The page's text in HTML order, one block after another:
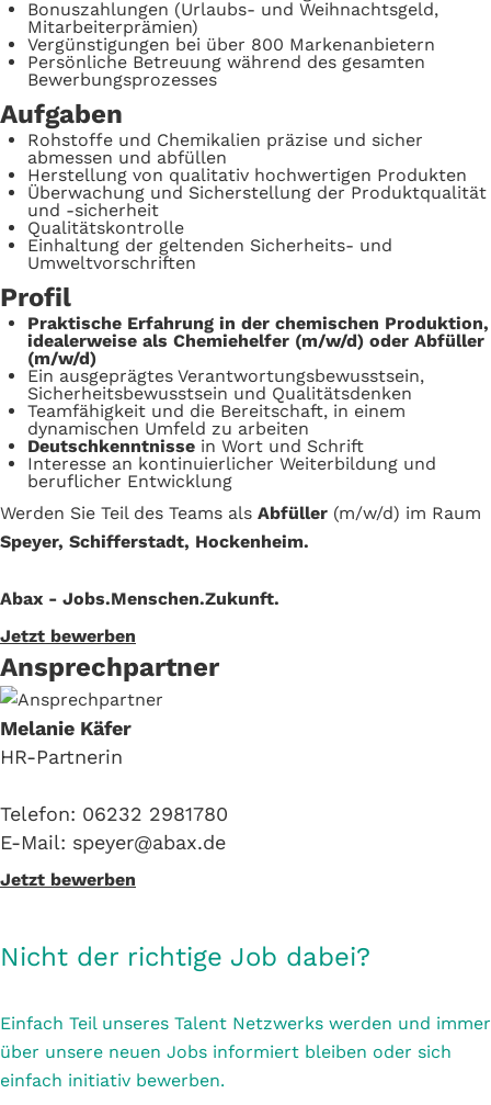
Bonuszahlungen (Urlaubs- und Weihnachtsgeld,
Mitarbeiterprämien)
Vergünstigungen bei über 800 Markenanbietern
Persönliche Betreuung während des gesamten
Bewerbungsprozesses
Aufgaben
Rohstoffe und Chemikalien präzise und sicher
abmessen und abfüllen
Herstellung von qualitativ hochwertigen Produkten
Überwachung und Sicherstellung der Produktqualität
und -sicherheit
Qualitätskontrolle
Einhaltung der geltenden Sicherheits- und
Umweltvorschriften
Profil
Praktische Erfahrung in der chemischen Produktion,
idealerweise als Chemiehelfer (m/w/d) oder Abfüller
(m/w/d)
Ein ausgeprägtes Verantwortungsbewusstsein,
Sicherheitsbewusstsein und Qualitätsdenken
Teamfähigkeit und die Bereitschaft, in einem
dynamischen Umfeld zu arbeiten
Deutschkenntnisse in Wort und Schrift
Interesse an kontinuierlicher Weiterbildung und
beruflicher Entwicklung
Werden Sie Teil des Teams als Abfüller (m/w/d) im Raum
Speyer, Schifferstadt, Hockenheim.
Abax - Jobs.Menschen.Zukunft.
Jetzt bewerben
Ansprechpartner
Melanie Käfer
HR-Partnerin
Telefon: 06232 2981780
E-Mail: speyer@abax.de
Jetzt bewerben
Nicht der richtige Job dabei?
Einfach Teil unseres Talent Netzwerks werden und immer
über unsere neuen Jobs informiert bleiben oder sich
einfach initiativ bewerben.